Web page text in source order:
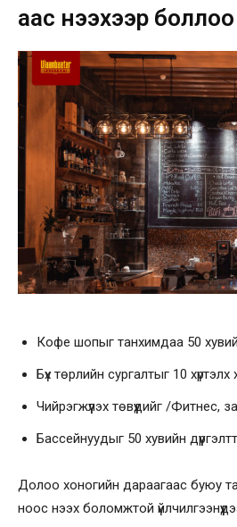
аас нээхээр боллоо
Кофе шопыг танхимдаа 50 хувийн
Бүх төрлийн сургалтыг 10 хүртэлх
Чийрэгжүүлэх төвүүдийг /Фитнес,
Бассейнуудыг 50 хувийн
Долоо хоногийн дараагаас буюу
ноос нээх боломжтой